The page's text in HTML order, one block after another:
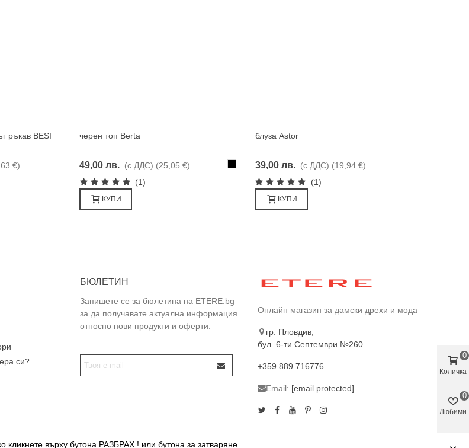
ръкав BESI
€)
черен топ Berta
49,00 лв. (с ДДС) (25,05 €)
(1)
КУПИ
блуза Astor
39,00 лв. (с ДДС) (19,94 €)
(1)
КУПИ
си?
БЮЛЕТИН
Запишете се за бюлетина на ETERE.bg
за да получавате актуална информация
относно нови продукти и оферти.
Онлайн магазин за дамски дрехи и мода
гр. Пловдив,
бул. 6-ти Септември №260
+359 889 716776
Email: [email protected]
Количка
0
Любими
0
върху бутона РАЗБРАХ ! или бутона за затваряне.